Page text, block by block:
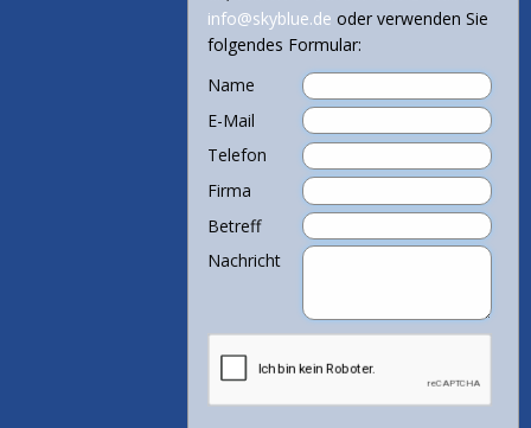
info@skyblue.de oder verwenden Sie
folgendes Formular:
Name
E-Mail
Telefon
Firma
Betreff
Nachricht